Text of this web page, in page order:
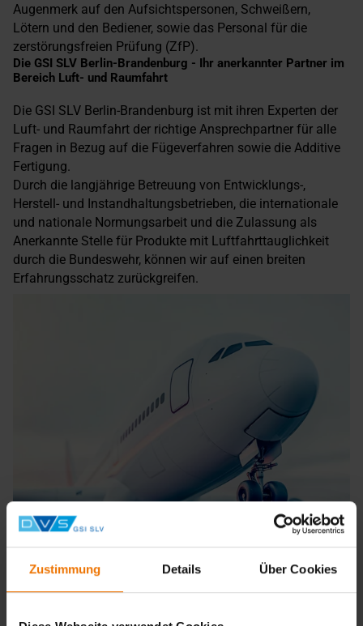
Zustimmung Details Über Cookies
Augenmerk auf den Aufsichtspersonen, Schweißern,
Lötern und den Bediener, sowie das Personal für die
zerstörungsfreien Prüfung (ZfP).
Die GSI SLV Berlin-Brandenburg - Ihr anerkannter Partner im
Bereich Luft- und Raumfahrt
Die GSI SLV Berlin-Brandenburg ist mit ihren Experten der
Luft- und Raumfahrt der richtige Ansprechpartner für alle
Fragen in Bezug auf die Fügeverfahren sowie die Additive
Fertigung.
Durch die langjährige Betreuung von Entwicklungs-,
Herstell- und Instandhaltungsbetrieben, die internationale
und nationale Normungsarbeit und die Zulassung als
Anerkannte Stelle für Produkte mit Luftfahrttauglichkeit
durch die Bundeswehr, können wir auf einen breiten
Erfahrungsschatz zurückgreifen.